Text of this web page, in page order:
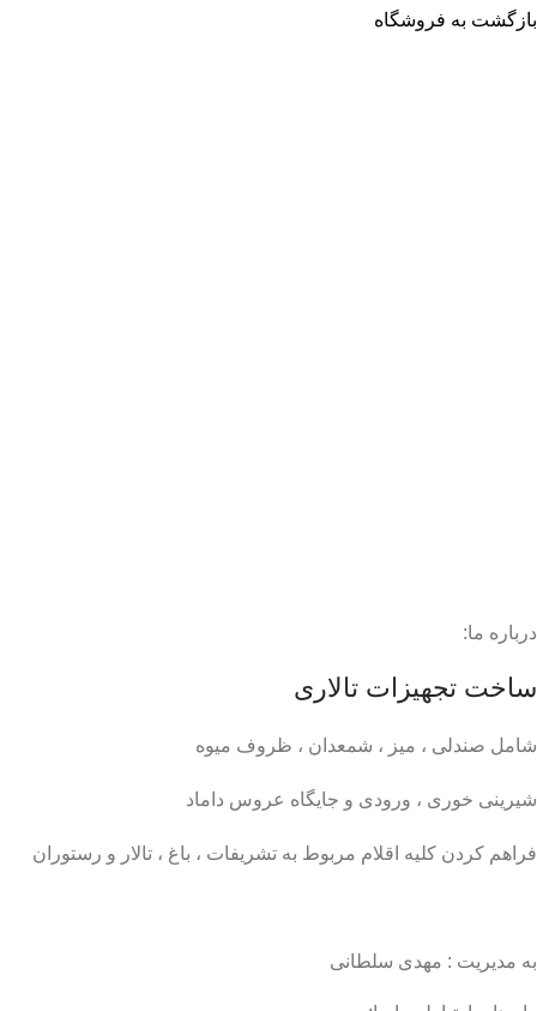
بازگشت به فروشگاه
درباره ما:
ساخت تجهیزات تالاری
شامل صندلی ، میز ، شمعدان ، ظروف میوه
شیرینی خوری ، ورودی و جایگاه عروس داماد
فراهم کردن کلیه اقلام مربوط به تشریفات ، باغ ، تالار و رستوران
به مدیریت : مهدی سلطانی